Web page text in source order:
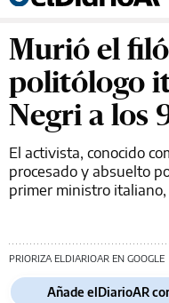
Murió el
politólogo
Negri a los
El activista, conocido
procesado y absuelto
primer ministro
PRIORIZA ELDIARIOAR EN GOOGLE
Añade elDiarioAR